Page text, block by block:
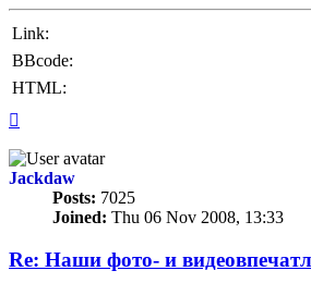
Link:
BBcode:
HTML:
Jackdaw
Posts: 7025
Joined: Thu 06 Nov 2008, 13:33
Re: Наши фото- и